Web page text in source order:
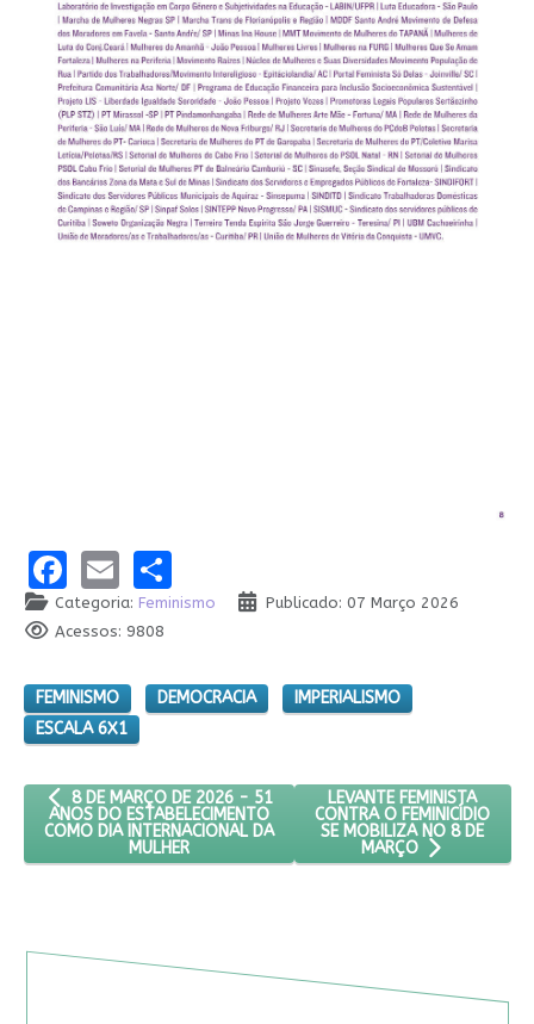
Facebook
EmailShare
Categoria: Feminismo
Publicado: 07 Março 2026
Acessos: 9808
FEMINISMO DEMOCRACIA
IMPERIALISMO
ESCALA 6X1
ARTIGO ANTERIOR: 8 DE MARÇO DE 2026 - 51 ANOS DO
8 DE MARÇO DE 2026 - 51
ANOS DO ESTABELECIMENTO
COMO DIA INTERNACIONAL DA
MULHER
PRÓXIMO ARTIGO:
LEVANTE FEMINISTA
CONTRA O FEMINICÍDIO
SE MOBILIZA NO 8 DE
MARÇO